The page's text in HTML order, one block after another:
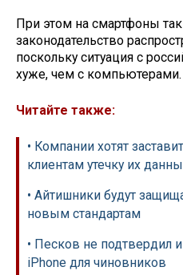
При этом на смартфоны
законодательство
поскольку ситуация с
хуже, чем с компьютерами.
Читайте также:
• Компании хотят
клиентам утечку их
• Айтишники будут
новым стандартам
• Песков не подтвердил
iPhone для чиновников